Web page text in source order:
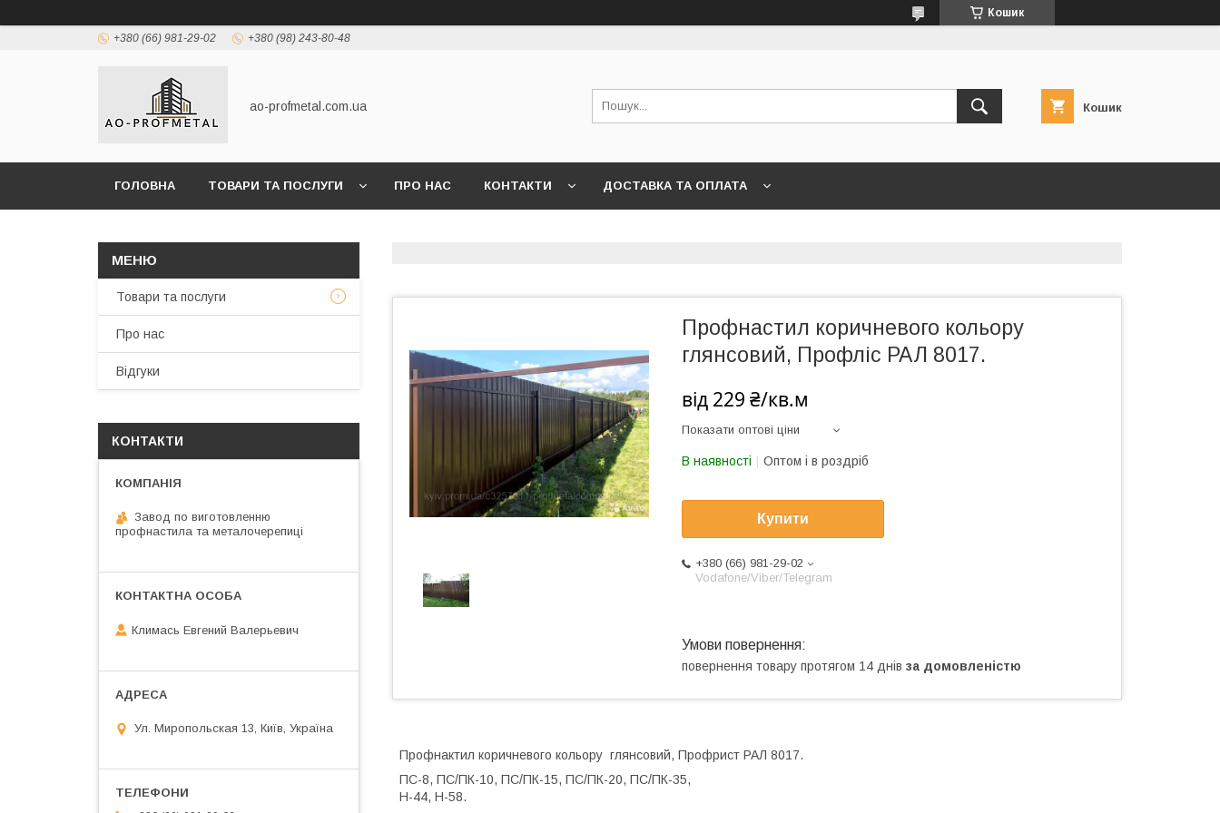
Кошик
+380 (66) 981-29-02 +380 (98) 243-80-48
ao-profmetal.com.ua Кошик
ГОЛОВНА ТОВАРИ ТА ПОСЛУГИ ПРО НАС КОНТАКТИ ДОСТАВКА ТА ОПЛАТА
Профнастил коричневого кольору
глянсовий, Профліс РАЛ 8017.
від 229 ₴/кв.м
Показати оптові ціни
В наявності Оптом і в роздріб
Купити
+380 (66) 981-29-02
Vodafone/Viber/Telegram
повернення товару протягом 14 днів за домовленістю
Профнактил коричневого кольору глянсовий, Профрист РАЛ 8017.
ПС-8, ПС/ПК-10, ПС/ПК-15, ПС/ПК-20, ПС/ПК-35,
Н-44, Н-58.
Товари та послуги
Про нас
Відгуки
КОНТАКТИ
Завод по виготовленню
профнастила та металочерепиці
Климась Евгений Валерьевич
Ул. Миропольская 13, Київ, Україна